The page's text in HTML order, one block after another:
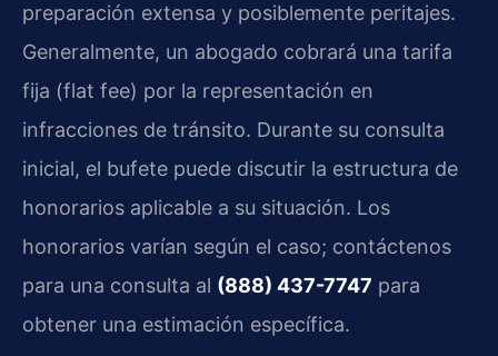
preparación extensa y posiblemente peritajes.
Generalmente, un abogado cobrará una tarifa
fija (flat fee) por la representación en
infracciones de tránsito. Durante su consulta
inicial, el bufete puede discutir la estructura de
honorarios aplicable a su situación. Los
honorarios varían según el caso; contáctenos
para una consulta al (888) 437-7747 para
obtener una estimación específica.